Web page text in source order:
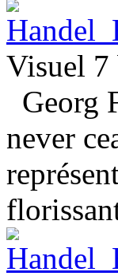
Visuel 7
Georg
never